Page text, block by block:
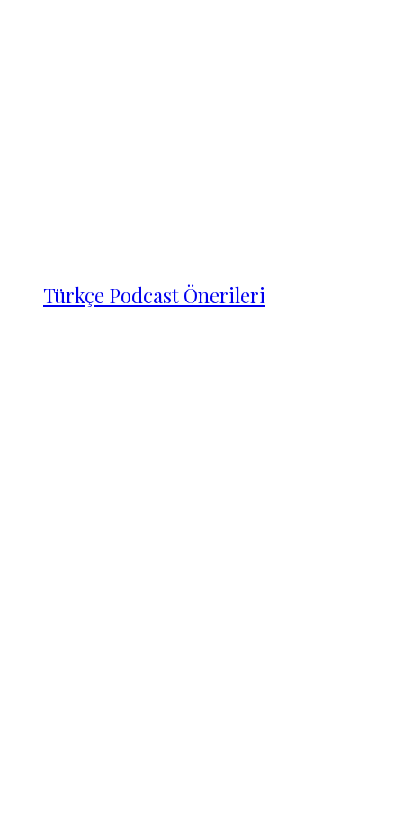
Türkçe Podcast Önerileri